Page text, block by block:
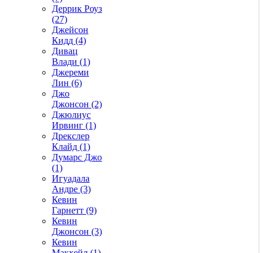
Деррик Роуз
(27)
Джейсон
Кидд (4)
Дивац
Влади (1)
Джереми
Лин (6)
Джо
Джонсон (2)
Джюлиус
Ирвинг (1)
Дрекслер
Клайд (1)
Думарс Джо
(1)
Игуадала
Андре (3)
Кевин
Гарнетт (9)
Кевин
Джонсон (3)
Кевин